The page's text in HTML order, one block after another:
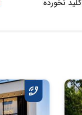
کلید نخورده